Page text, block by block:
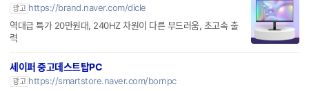
력
세이퍼 중고데스트탑PC